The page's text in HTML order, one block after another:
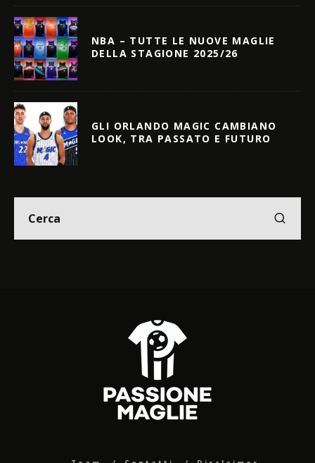
NBA – TUTTE LE NUOVE MAGLIE
DELLA STAGIONE 2025/26
GLI ORLANDO MAGIC CAMBIANO
LOOK, TRA PASSATO E FUTURO